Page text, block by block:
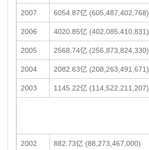
2007 6054.87亿 (605,487,402,768)
2006 4020.85亿 (402,085,410,831)
2005 2568.74亿 (256,873,824,330)
2004 2082.63亿 (208,263,491,671)
2003 1145.22亿 (114,522,211,207)
2002 882.73亿 (88,273,467,000)